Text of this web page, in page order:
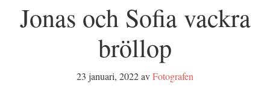
Jonas och Sofia vackra
bröllop
23 januari, 2022avFotografen